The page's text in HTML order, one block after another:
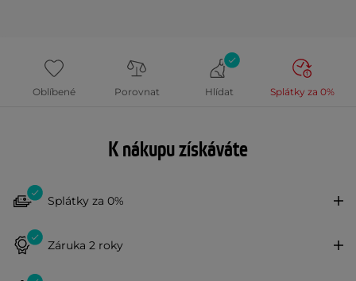
Oblíbené Porovnat Hlídat Splátky za 0%
K nákupu získáváte
Splátky za 0%
Záruka 2 roky